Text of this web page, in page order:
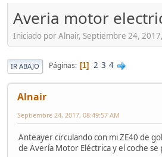
Averia motor
Iniciado por Alnair, Septiembre 24,
IR ABAJO Páginas 1 2 3 4
Alnair
Septiembre 24, 2017, 08:49:57 AM
Anteayer circulando con mi ZE40 de
de Avería Motor Eléctrica y el coche se